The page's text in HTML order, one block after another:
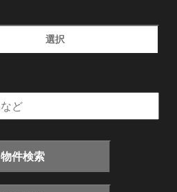
選択
物件検索